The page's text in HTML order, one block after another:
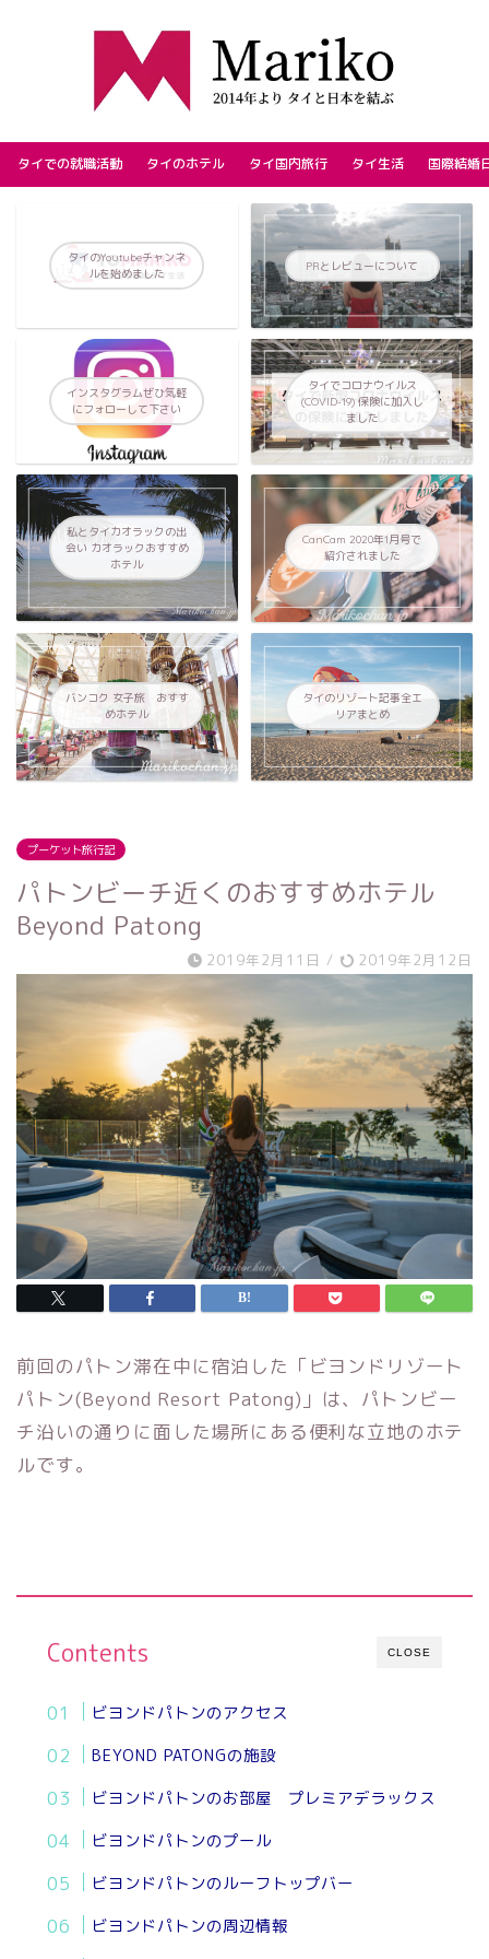
タイでの就職活動 タイのホテル タイ国内旅行 タイ生活 国際結婚
タイのYoutubeチャンネ
ルを始めました
PRとレビューについて
インスタグラムぜひ気軽
にフォローして下さい
タイでコロナウイルス
(COVID-19) 保険に加入し
ました
私とタイカオラックの出
会い カオラックおすすめ
ホテル
CanCam 2020年1月号で
紹介されました
バンコク 女子旅 おすす
めホテル
タイのリゾート記事全エ
リアまとめ
プーケット旅行記
パトンビーチ近くのおすすめホテル
Beyond Patong
2019年2月11日 / 2019年2月12日
前回のパトン滞在中に宿泊した「ビヨンドリゾート
パトン(Beyond Resort Patong)」は、パトンビー
チ沿いの通りに面した場所にある便利な立地のホテ
ルです。
CLOSE
Contents
ビヨンドパトンのアクセス
BEYOND PATONGの施設
ビヨンドパトンのお部屋 プレミアデラックス
ビヨンドパトンのプール
ビヨンドパトンのルーフトップバー
ビヨンドパトンの周辺情報